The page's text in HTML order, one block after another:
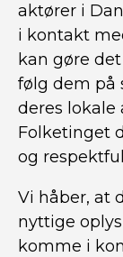
aktører i
i kontakt
kan gøre
følg dem på
deres
Folketinget
og
Vi håber, at
nyttige
komme i